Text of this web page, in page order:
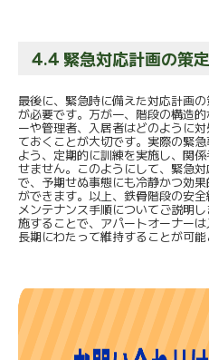
4.4 緊急対応計画の策
最後に、緊急時に備えた対応計画
が必要です。万が一、階段の構造
ーや管理者、入居者はどのように
ておくことが大切です。実際の緊
よう、定期的に訓練を実施し、関
せません。このようにして、緊急
で、予期せぬ事態にも冷静かつ効
ができます。以上、鉄骨階段の安
メンテナンス手順についてご説明
施することで、アパートオーナー
長期にわたって維持することが可能